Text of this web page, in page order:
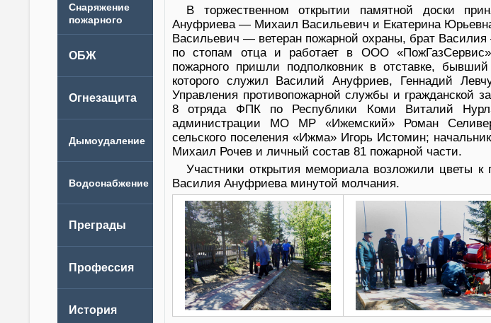
В торжественном открытии памятной доски
Ануфриева — Михаил Васильевич и Екатерина
Васильевич — ветеран пожарной охраны, брат
по стопам отца и работает в ООО
пожарного пришли подполковник в отставке,
которого служил Василий Ануфриев, Геннадий
Управления противопожарной службы и гражданской
8 отряда ФПК по Республики Коми Виталий
администрации МО МР «Ижемский» Роман
сельского поселения «Ижма» Игорь Истомин;
Михаил Рочев и личный состав 81 пожарной части.
Участники открытия мемориала возложили цветы к
Василия Ануфриева минутой молчания.